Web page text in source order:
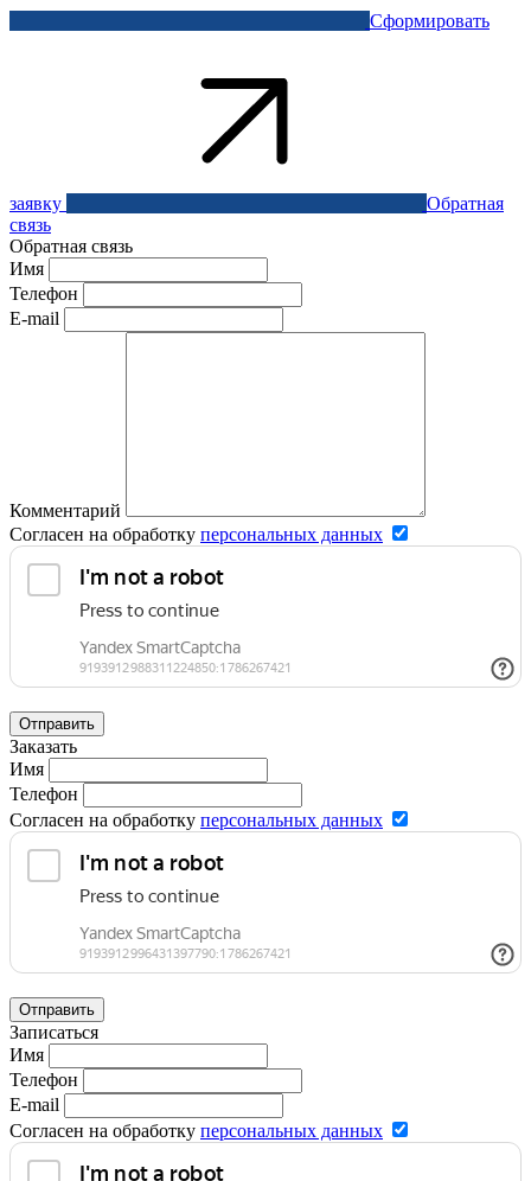
Сформировать
заявку
Обратная
связь
Обратная связь
Имя
Телефон
E-mail
Комментарий
Согласен на обработку персональных данных
Отправить
Заказать
Имя
Телефон
Согласен на обработку персональных данных
Отправить
Записаться
Имя
Телефон
E-mail
Согласен на обработку персональных данных